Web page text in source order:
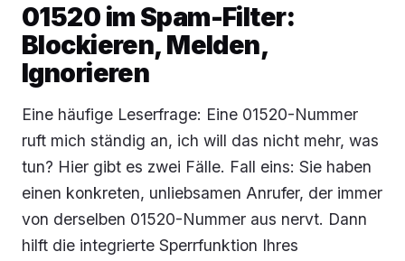
01520 im Spam-Filter:
Blockieren, Melden,
Ignorieren
Eine häufige Leserfrage: Eine 01520-Nummer
ruft mich ständig an, ich will das nicht mehr, was
tun? Hier gibt es zwei Fälle. Fall eins: Sie haben
einen konkreten, unliebsamen Anrufer, der immer
von derselben 01520-Nummer aus nervt. Dann
hilft die integrierte Sperrfunktion Ihres